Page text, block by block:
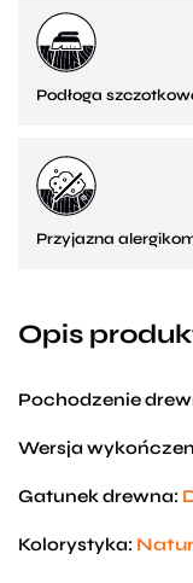
Podłoga
Przyjazna
Opis
Pochodzenie
Wersja
Gatunek drewna:
Kolorystyka: